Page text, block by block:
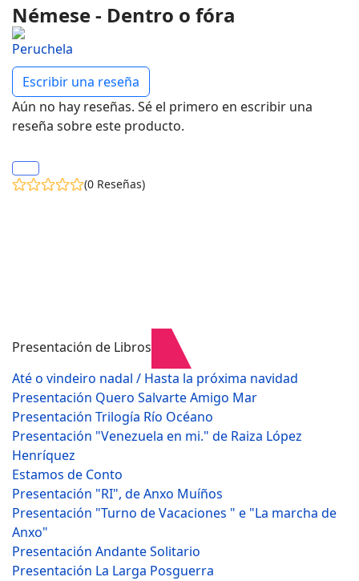
Némese - Dentro o fóra
Escribir una reseña
Aún no hay reseñas. Sé el primero en escribir una
reseña sobre este producto.
(0 Reseñas)
Presentación de Libros
Até o vindeiro nadal / Hasta la próxima navidad
Presentación Quero Salvarte Amigo Mar
Presentación Trilogía Río Océano
Presentación "Venezuela en mi." de Raiza López
Henríquez
Estamos de Conto
Presentación "RI", de Anxo Muíños
Presentación "Turno de Vacaciones " e "La marcha de
Anxo"
Presentación Andante Solitario
Presentación La Larga Posguerra